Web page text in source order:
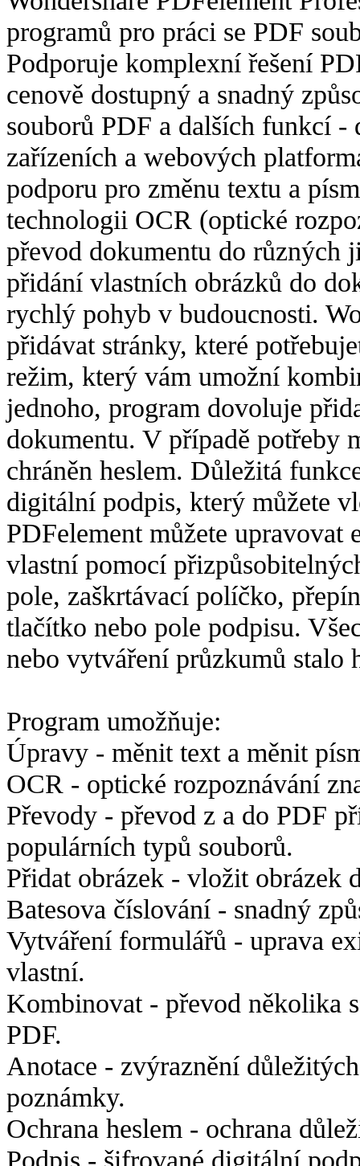
programů pro práci se PDF
Podporuje komplexní řešení
cenově dostupný a snadný
souborů PDF a dalších funkcí
zařízeních a webových
podporu pro změnu textu a
technologii OCR (optické
převod dokumentu do různých
přidání vlastních obrázků do
rychlý pohyb v budoucnosti.
přidávat stránky, které
režim, který vám umožní
jednoho, program dovoluje
dokumentu. V případě potřeby
chráněn heslem. Důležitá
digitální podpis, který můžete
PDFelement můžete
vlastní pomocí
pole, zaškrtávací políčko,
tlačítko nebo pole podpisu.
nebo vytváření průzkumů stalo
Program umožňuje:
Úpravy - měnit text a měnit
OCR - optické rozpoznávání
Převody - převod z a do PDF
populárních typů souborů.
Přidat obrázek - vložit obrázek
Batesova číslování - snadný
Vytváření formulářů - uprava
vlastní.
Kombinovat - převod několika
PDF.
Anotace - zvýraznění
poznámky.
Ochrana heslem - ochrana
Podpis - šifrované digitální